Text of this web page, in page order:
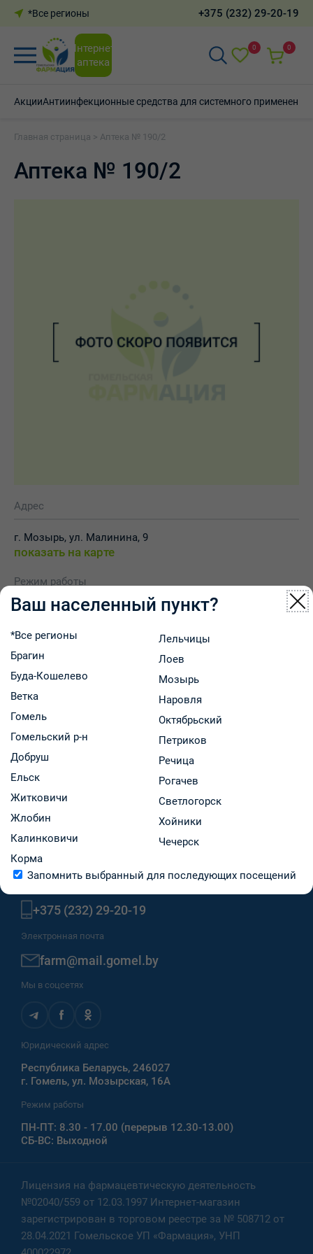
*Все регионы +375 (232) 29-20-19
Интернет-
аптека
0 0
АкцииАнтиинфекционные средства для системного применения
Главная страница > Аптека № 190/2
Аптека № 190/2
Адрес
г. Мозырь, ул. Малинина, 9
показать на карте
Режим работы
Понедельник - пятница: 8.00-16.30, пер. 12.00-12.30
Суббота - воскресенье: выходной
Свойства
Телефон
+375 (232) 29-20-19
Электронная почта
farm@mail.gomel.by
Мы в соцсетях
Юридический адрес
Республика Беларусь, 246027
г. Гомель, ул. Мозырская, 16А
Режим работы
ПН-ПТ: 8.30 - 17.00 (перерыв 12.30-13.00)
СБ-ВС: Выходной
Лицензия на фармацевтическую деятельность
№02040/559 от 12.03.1997 Интернет-магазин
зарегистрирован в торговом реестре за № 508712 от
28.04.2021 Гомельское УП «Фармация», УНП
Ваш населенный пункт?
*Все регионы
Брагин
Буда-Кошелево
Ветка
Гомель
Гомельский р-н
Добруш
Ельск
Житковичи
Жлобин
Калинковичи
Корма
Лельчицы
Лоев
Мозырь
Наровля
Октябрьский
Петриков
Речица
Рогачев
Светлогорск
Хойники
Чечерск
Запомнить выбранный для последующих посещений